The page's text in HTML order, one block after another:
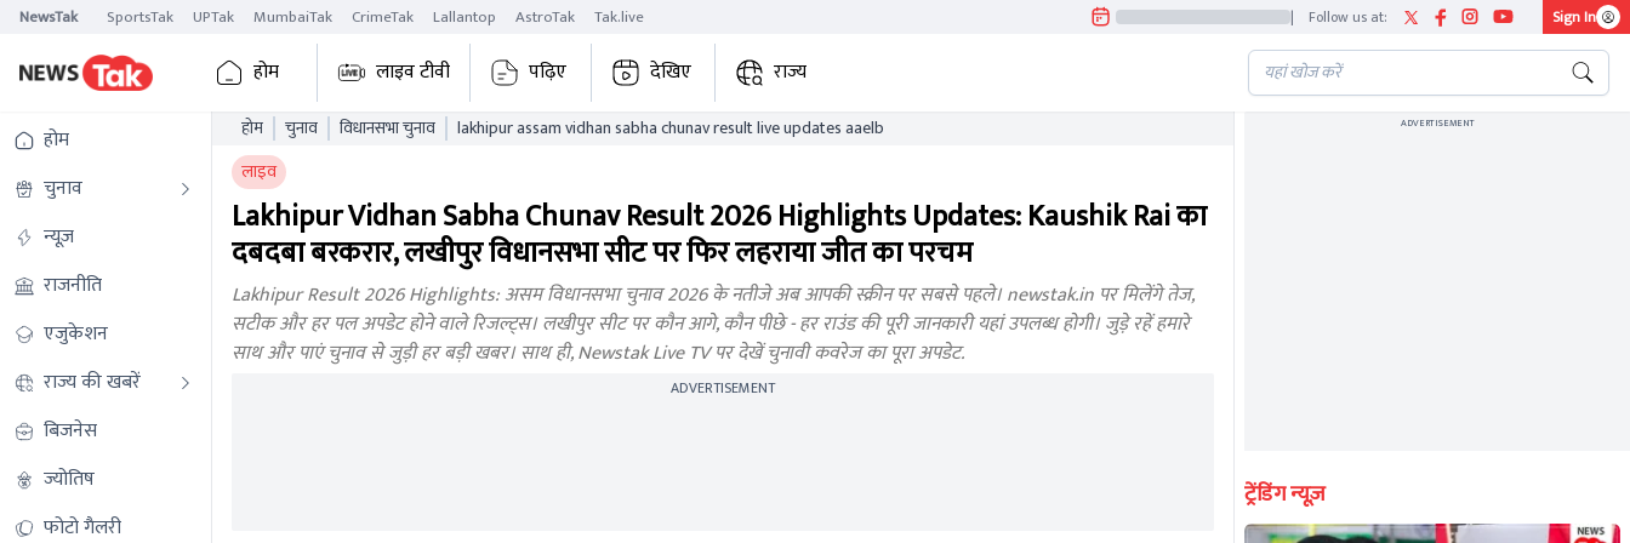
NewsTak SportsTak UPTak MumbaiTak CrimeTak Lallantop AstroTak Tak.live | Follow us at: Sign In
होम लाइव टीवी पढ़िए देखिए राज्य
होम
चुनाव
न्यूज़
राजनीति
एजुकेशन
राज्य की खबरें
बिजनेस
ज्योतिष
फोटो गैलरी
होम चुनाव विधानसभा चुनाव
lakhipur assam vidhan sabha chunav result live updates aaelb
लाइव
Lakhipur Vidhan Sabha Chunav Result 2026 Highlights Updates: Kaushik Rai का
दबदबा बरकरार, लखीपुर विधानसभा सीट पर फिर लहराया जीत का परचम
Lakhipur Result 2026 Highlights: असम विधानसभा चुनाव 2026 के नतीजे अब आपकी स्क्रीन पर सबसे पहले। newstak.in पर मिलेंगे तेज,
सटीक और हर पल अपडेट होने वाले रिजल्ट्स। लखीपुर सीट पर कौन आगे, कौन पीछे - हर राउंड की पूरी जानकारी यहां उपलब्ध होगी। जुड़े रहें हमारे
साथ और पाएं चुनाव से जुड़ी हर बड़ी खबर। साथ ही, Newstak Live TV पर देखें चुनावी कवरेज का पूरा अपडेट.
ADVERTISEMENT
ADVERTISEMENT
ट्रेंडिंग न्यूज़